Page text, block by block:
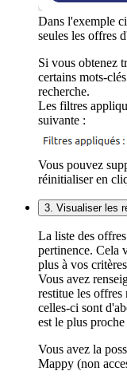
Dans l'exemple
seules les offres
Si vous obtenez
certains mots-
recherche.
Les filtres
suivante :
Vous pouvez
réinitialiser en
3. Visualiser les
La liste des
pertinence. Cela
plus à vos critères
Vous avez
restitue les offres
celles-ci sont
est le plus
Vous avez la
Mappy (non